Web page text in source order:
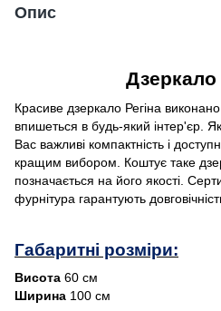
Опис
Дзеркало
Красиве дзеркало Регіна
впишеться в будь-який інтер'єр.
Вас важливі компактність і
кращим вибором. Коштує таке
позначається на його якості.
фурнітура гарантують
Габаритні розміри:
Висота 60 см
Ширина 100 см